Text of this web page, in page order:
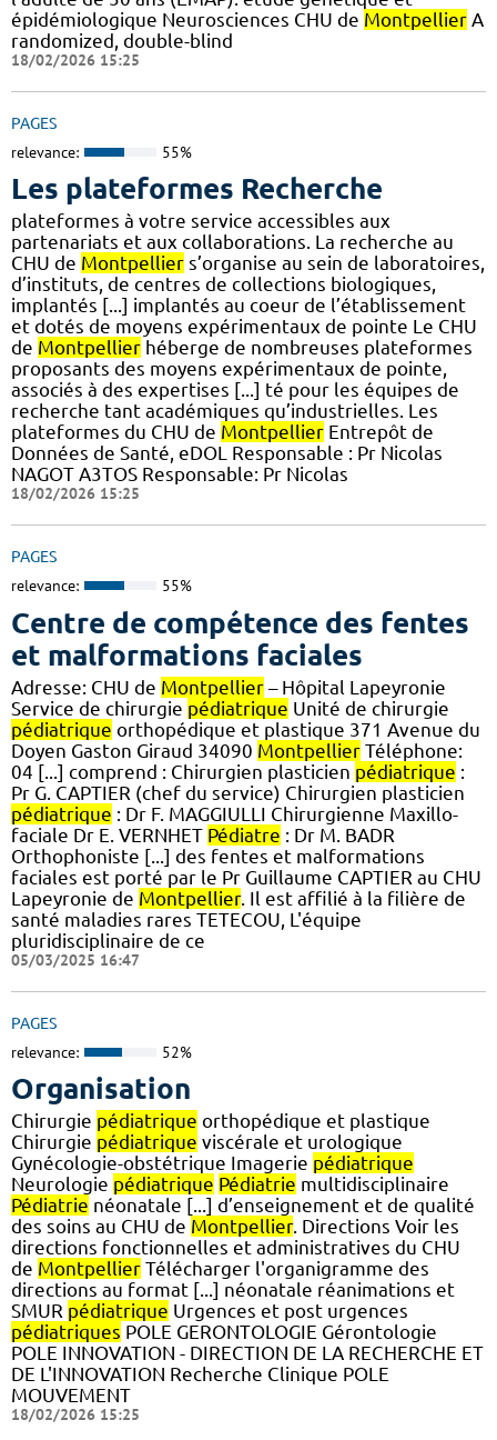
épidémiologique Neurosciences CHU de Montpellier A
randomized, double-blind
18/02/2026 15:25
PAGES
relevance: 55%
Les plateformes Recherche
plateformes à votre service accessibles aux
partenariats et aux collaborations. La recherche au
CHU de Montpellier s’organise au sein de laboratoires,
d’instituts, de centres de collections biologiques,
implantés [...] implantés au coeur de l’établissement
et dotés de moyens expérimentaux de pointe Le CHU
de Montpellier héberge de nombreuses plateformes
proposants des moyens expérimentaux de pointe,
associés à des expertises [...] té pour les équipes de
recherche tant académiques qu’industrielles. Les
plateformes du CHU de Montpellier Entrepôt de
Données de Santé, eDOL Responsable : Pr Nicolas
NAGOT A3TOS Responsable: Pr Nicolas
18/02/2026 15:25
PAGES
relevance: 55%
Centre de compétence des fentes
et malformations faciales
Adresse: CHU de Montpellier – Hôpital Lapeyronie
Service de chirurgie pédiatrique Unité de chirurgie
pédiatrique orthopédique et plastique 371 Avenue du
Doyen Gaston Giraud 34090 Montpellier Téléphone:
04 [...] comprend : Chirurgien plasticien pédiatrique :
Pr G. CAPTIER (chef du service) Chirurgien plasticien
pédiatrique : Dr F. MAGGIULLI Chirurgienne Maxillo-
faciale Dr E. VERNHET Pédiatre : Dr M. BADR
Orthophoniste [...] des fentes et malformations
faciales est porté par le Pr Guillaume CAPTIER au CHU
Lapeyronie de Montpellier. Il est affilié à la filière de
santé maladies rares TETECOU, L'équipe
pluridisciplinaire de ce
05/03/2025 16:47
PAGES
relevance: 52%
Organisation
Chirurgie pédiatrique orthopédique et plastique
Chirurgie pédiatrique viscérale et urologique
Gynécologie-obstétrique Imagerie pédiatrique
Neurologie pédiatrique Pédiatrie multidisciplinaire
Pédiatrie néonatale [...] d’enseignement et de qualité
des soins au CHU de Montpellier. Directions Voir les
directions fonctionnelles et administratives du CHU
de Montpellier Télécharger l'organigramme des
directions au format [...] néonatale réanimations et
SMUR pédiatrique Urgences et post urgences
pédiatriques POLE GERONTOLOGIE Gérontologie
POLE INNOVATION - DIRECTION DE LA RECHERCHE ET
DE L'INNOVATION Recherche Clinique POLE
MOUVEMENT
18/02/2026 15:25